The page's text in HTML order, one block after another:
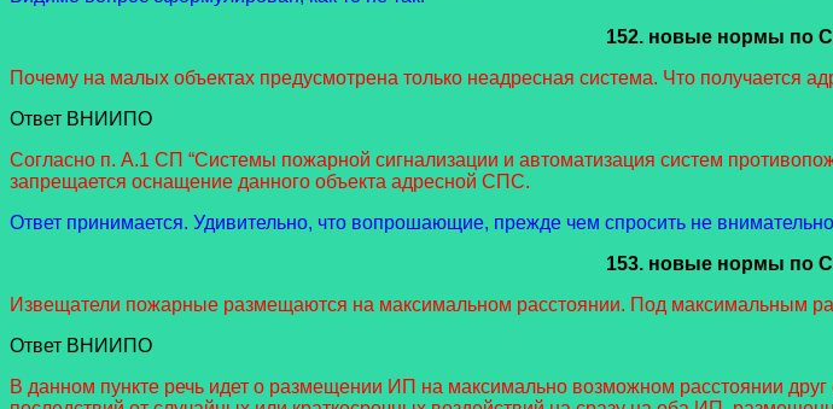
152. новые нормы по
Почему на малых объектах предусмотрена только неадресная система. Что получается
Ответ ВНИИПО
Согласно п. А.1 СП “Системы пожарной сигнализации и автоматизация систем
запрещается оснащение данного объекта адресной СПС.
Ответ принимается. Удивительно, что вопрошающие, прежде чем спросить не
153. новые нормы по
Извещатели пожарные размещаются на максимальном расстоянии. Под максимальным
Ответ ВНИИПО
В данном пункте речь идет о размещении ИП на максимально возможном расстоянии